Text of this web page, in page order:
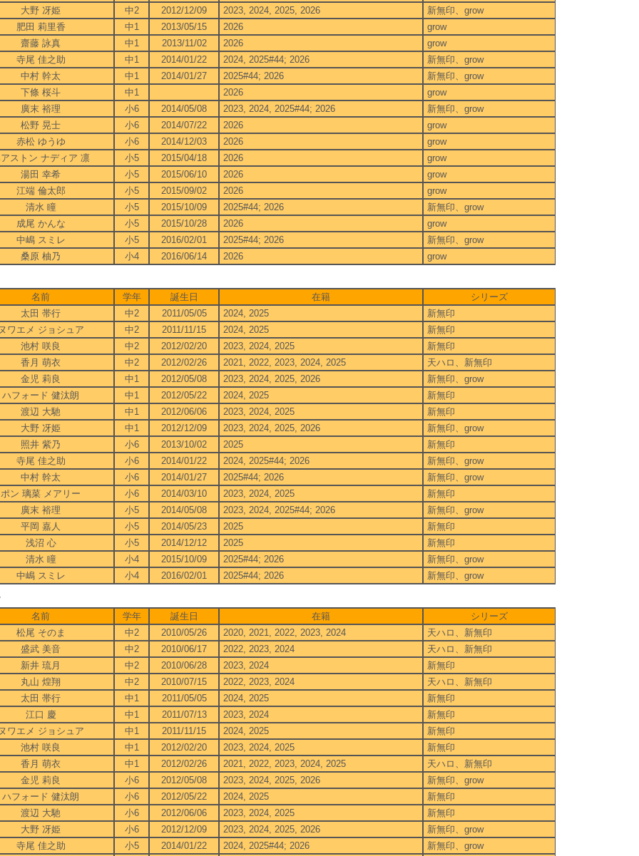
大野 冴姫
中2 2012/12/09 2023, 2024, 2025, 2026
新無印、grow
肥田 莉里香
中1 2013/05/15 2026
grow
齋藤 詠真
中1 2013/11/02 2026
grow
寺尾 佳之助
中1 2014/01/22 2024, 2025#44; 2026
新無印、grow
中村 幹太
中1 2014/01/27 2025#44; 2026
新無印、grow
下條 桜斗
中1 2026
grow
廣末 裕理
小6 2014/05/08 2023, 2024, 2025#44; 2026
新無印、grow
松野 晃士
小6 2014/07/22 2026
grow
赤松 ゆうゆ
小6 2014/12/03 2026
grow
ストン ナディア 凛
小5 2015/04/18 2026
grow
湯田 幸希
小5 2015/06/10 2026
grow
江端 倫太郎
小5 2015/09/02 2026
grow
清水 瞳
小5 2015/10/09 2025#44; 2026
新無印、grow
成尾 かんな
小5 2015/10/28 2026
grow
中嶋 スミレ
小5 2016/02/01 2025#44; 2026
新無印、grow
桑原 柚乃
小4 2016/06/14 2026 grow
名前 学年 誕生日 在籍
シリーズ
太田 帯行
中2 2011/05/05 2024, 2025
新無印
ワエメ ジョシュア
中2 2011/11/15 2024, 2025
新無印
池村 咲良
中2 2012/02/20 2023, 2024, 2025
新無印
香月 萌衣
中2 2012/02/26 2021, 2022, 2023, 2024, 2025
天ハロ、新無印
金児 莉良
中1 2012/05/08 2023, 2024, 2025, 2026
新無印、grow
ハフォード 健汰朗
中1 2012/05/22 2024, 2025
新無印
渡辺 大馳
中1 2012/06/06 2023, 2024, 2025
新無印
大野 冴姫
中1 2012/12/09 2023, 2024, 2025, 2026
新無印、grow
照井 紫乃
小6 2013/10/02 2025
新無印
寺尾 佳之助
小6 2014/01/22 2024, 2025#44; 2026
新無印、grow
中村 幹太
小6 2014/01/27 2025#44; 2026
新無印、grow
ポン 璃菜 メアリー
小6 2014/03/10 2023, 2024, 2025
新無印
廣末 裕理
小5 2014/05/08 2023, 2024, 2025#44; 2026
新無印、grow
平岡 嘉人
小5 2014/05/23 2025
新無印
浅沼 心
小5 2014/12/12 2025
新無印
清水 瞳
小4 2015/10/09 2025#44; 2026
新無印、grow
中嶋 スミレ
小4 2016/02/01 2025#44; 2026 新無印、grow
名前 学年 誕生日 在籍
シリーズ
松尾 そのま
中2 2010/05/26 2020, 2021, 2022, 2023, 2024
天ハロ、新無印
盛武 美音
中2 2010/06/17 2022, 2023, 2024
天ハロ、新無印
新井 琉月
中2 2010/06/28 2023, 2024
新無印
丸山 煌翔
中2 2010/07/15 2022, 2023, 2024
天ハロ、新無印
太田 帯行
中1 2011/05/05 2024, 2025
新無印
江口 慶
中1 2011/07/13 2023, 2024
新無印
ワエメ ジョシュア
中1 2011/11/15 2024, 2025
新無印
池村 咲良
中1 2012/02/20 2023, 2024, 2025
新無印
香月 萌衣
中1 2012/02/26 2021, 2022, 2023, 2024, 2025
天ハロ、新無印
金児 莉良
小6 2012/05/08 2023, 2024, 2025, 2026
新無印、grow
ハフォード 健汰朗
小6 2012/05/22 2024, 2025
新無印
渡辺 大馳
小6 2012/06/06 2023, 2024, 2025
新無印
大野 冴姫
小6 2012/12/09 2023, 2024, 2025, 2026
新無印、grow
寺尾 佳之助
小5 2014/01/22 2024, 2025#44; 2026
新無印、grow